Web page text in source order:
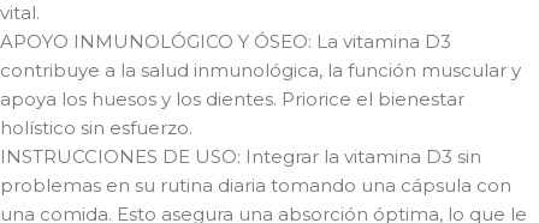
vital.
APOYO INMUNOLÓGICO Y ÓSEO: La vitamina D3
contribuye a la salud inmunológica, la función muscular y
apoya los huesos y los dientes. Priorice el bienestar
holístico sin esfuerzo.
INSTRUCCIONES DE USO: Integrar la vitamina D3 sin
problemas en su rutina diaria tomando una cápsula con
una comida. Esto asegura una absorción óptima, lo que le